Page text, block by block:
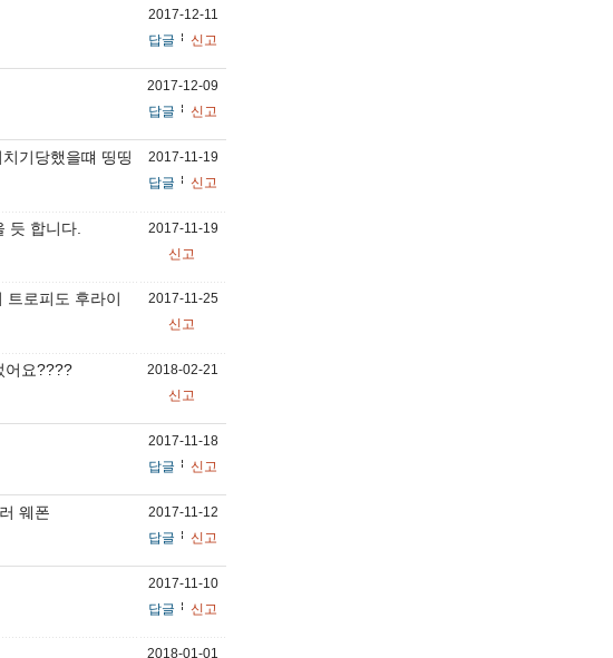
2017-12-11
답글
신고
2017-12-09
답글
신고
기당했을떄 띵띵
2017-11-19
답글
신고
듯 합니다.
2017-11-19
신고
트로피도 후라이
2017-11-25
신고
어요????
2018-02-21
신고
2017-11-18
답글
신고
웨폰
2017-11-12
답글
신고
2017-11-10
답글
신고
2018-01-01